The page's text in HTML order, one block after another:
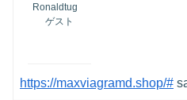
Ronaldtug
ゲスト
https://maxviagramd.shop/#